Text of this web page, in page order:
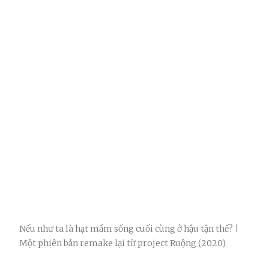
Nếu như ta là hạt mầm sống cuối cùng ở hậu tận thế? |
Một phiên bản remake lại từ project Ruộng (2020)